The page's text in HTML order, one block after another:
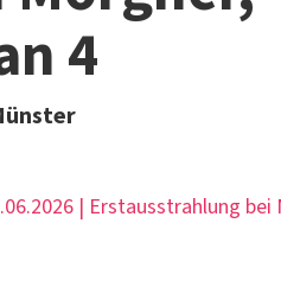
4
| Erstausstrahlung bei